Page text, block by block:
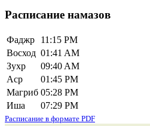
Расписание намазов
Фаджр
11:15 PM
Восход 01:41 AM
Зухр
09:40 AM
Аср
01:45 PM
Магриб 05:28 PM
Иша
07:29 PM
Расписание в формате PDF